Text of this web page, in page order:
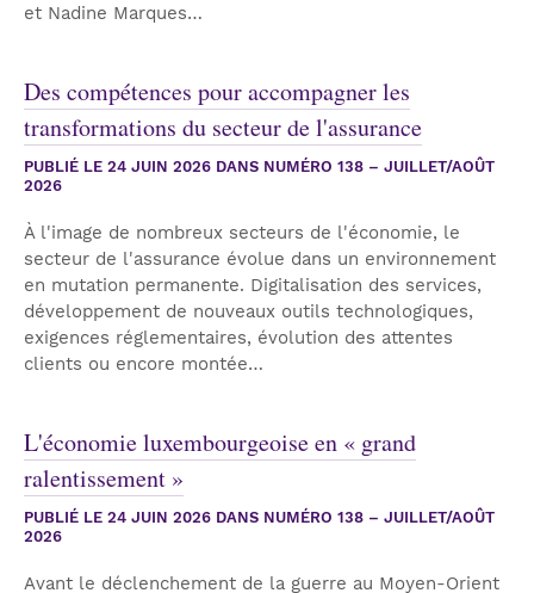
et Nadine Marques…
Des compétences pour accompagner les
transformations du secteur de l'assurance
PUBLIÉ LE 24 JUIN 2026 DANS NUMÉRO 138 – JUILLET/AOÛT
2026
À l'image de nombreux secteurs de l'économie, le
secteur de l'assurance évolue dans un environnement
en mutation permanente. Digitalisation des services,
développement de nouveaux outils technologiques,
exigences réglementaires, évolution des attentes
clients ou encore montée…
L'économie luxembourgeoise en « grand
ralentissement »
PUBLIÉ LE 24 JUIN 2026 DANS NUMÉRO 138 – JUILLET/AOÛT
2026
Avant le déclenchement de la guerre au Moyen-Orient